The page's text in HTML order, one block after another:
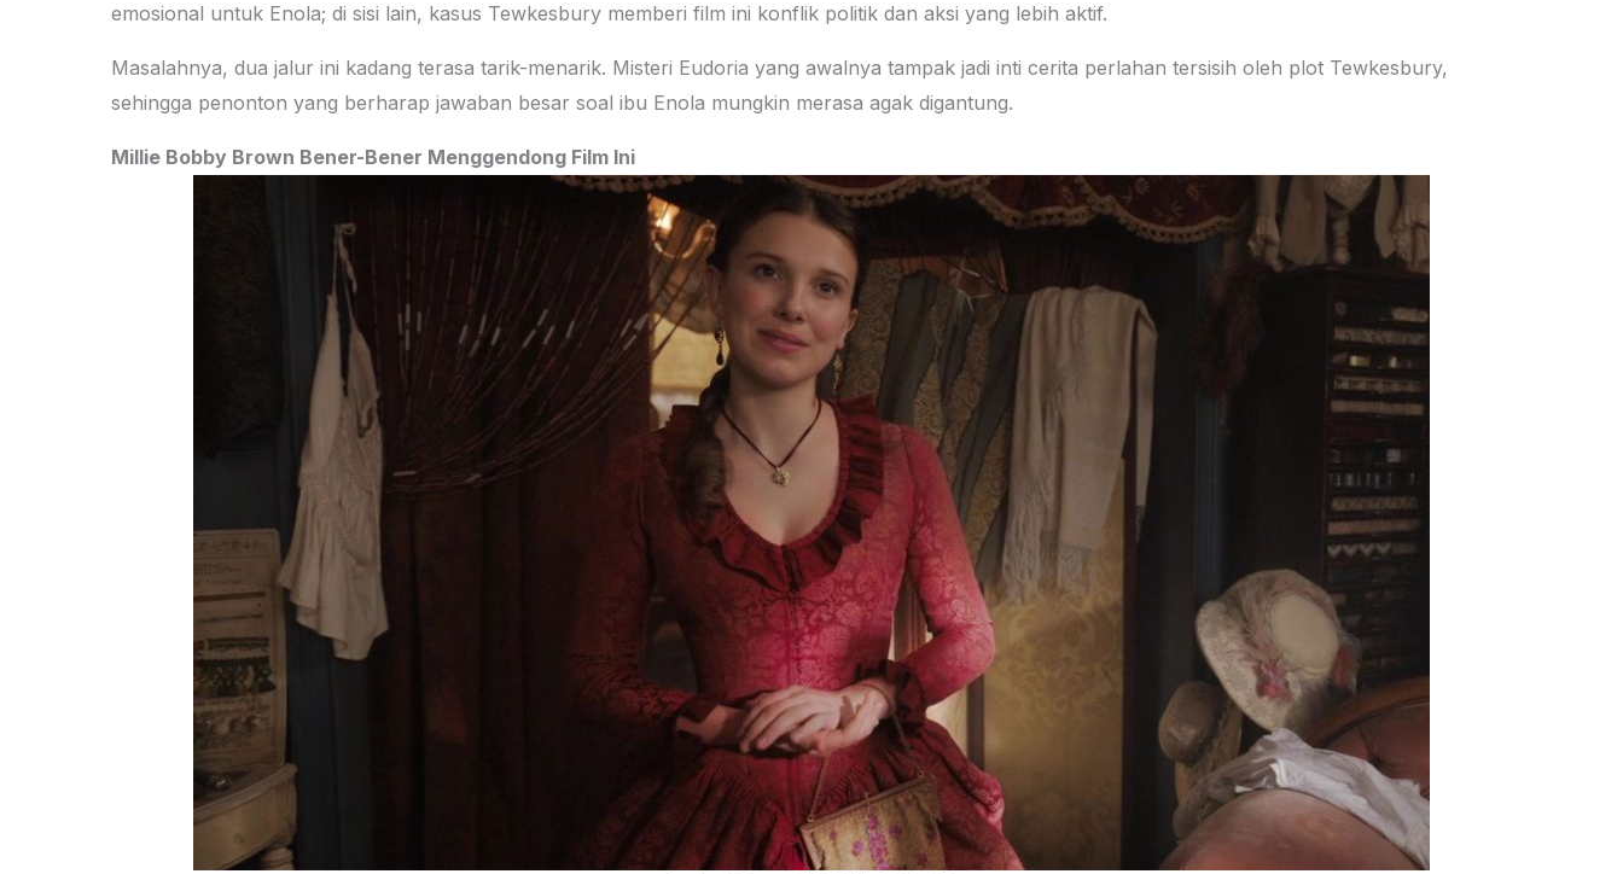
emosional untuk Enola; di sisi lain, kasus Tewkesbury memberi film ini konflik politik dan aksi yang lebih aktif.
Masalahnya, dua jalur ini kadang terasa tarik-menarik. Misteri Eudoria yang awalnya tampak jadi inti cerita perlahan tersisih oleh plot Tewkesbury,
sehingga penonton yang berharap jawaban besar soal ibu Enola mungkin merasa agak digantung.
Millie Bobby Brown Bener-Bener Menggendong Film Ini